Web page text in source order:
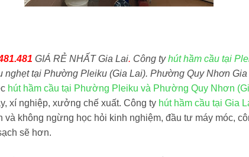
GIÁ RẺ NHẤT Gia Lai. Công tyhút hầm cầu tại
nghẹt tại Phường Pleiku (Gia Lai). Phường Quy Nhơn
hút hầm cầu tại Phường Pleiku và Phường Quy Nhơn
xí nghiệp, xưởng chế xuất. Công ty hút hầm cầu tại Gia
và không ngừng học hỏi kinh nghiệm, đầu tư máy móc,
sẽ hơn.